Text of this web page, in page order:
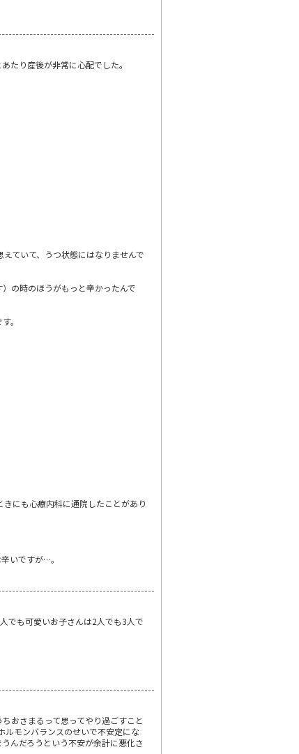
たり産後が非常に心配でした。
ていて、うつ状態にはなりませんで
の時のほうがもっと辛かったんで
。
にも心療内科に通院したことがあり
いですが…。
でも可愛いお子さんは2人でも3人で
おさまるって思ってやり過ごすこと
ルモンバランスのせいで不安定にな
んだろうという不安が余計に悪化さ